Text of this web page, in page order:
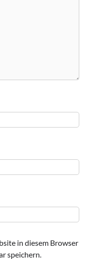
in diesem Browser
speichern.